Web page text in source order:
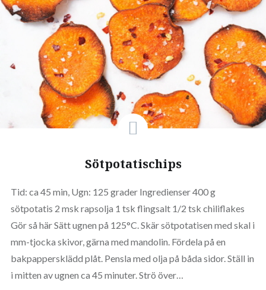
Sötpotatischips
Tid: ca 45 min, Ugn: 125 grader Ingredienser 400 g
sötpotatis 2 msk rapsolja 1 tsk flingsalt 1/2 tsk chiliflakes
Gör så här Sätt ugnen på 125°C. Skär sötpotatisen med skal i
mm-tjocka skivor, gärna med mandolin. Fördela på en
bakpappersklädd plåt. Pensla med olja på båda sidor. Ställ in
i mitten av ugnen ca 45 minuter. Strö över…